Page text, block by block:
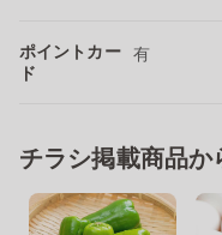
ポイントカー
ド
有
チラシ掲載商品か